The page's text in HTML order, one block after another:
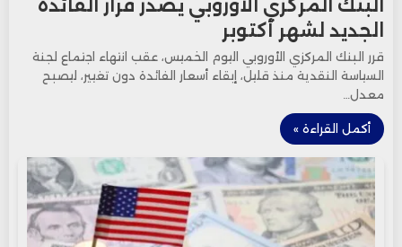
البنك المركزي الأوروبي يصدر قرار الفائدة
الجديد لشهر أكتوبر
قرر البنك المركزي الأوروبي اليوم الخميس، عقب انتهاء اجتماع لجنة
السياسة النقدية منذ قليل، إبقاء أسعار الفائدة دون تغيير، ليصبح
معدل…
أكمل القراءة »